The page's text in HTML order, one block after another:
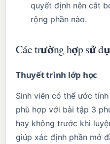
quyết định nên cắt
rộng phần nào.
Các trường hợp sử
Thuyết trình lớp học
Sinh viên có thể ước
phù hợp với bài tập 3
hay không trước khi
giúp xác định phần mở